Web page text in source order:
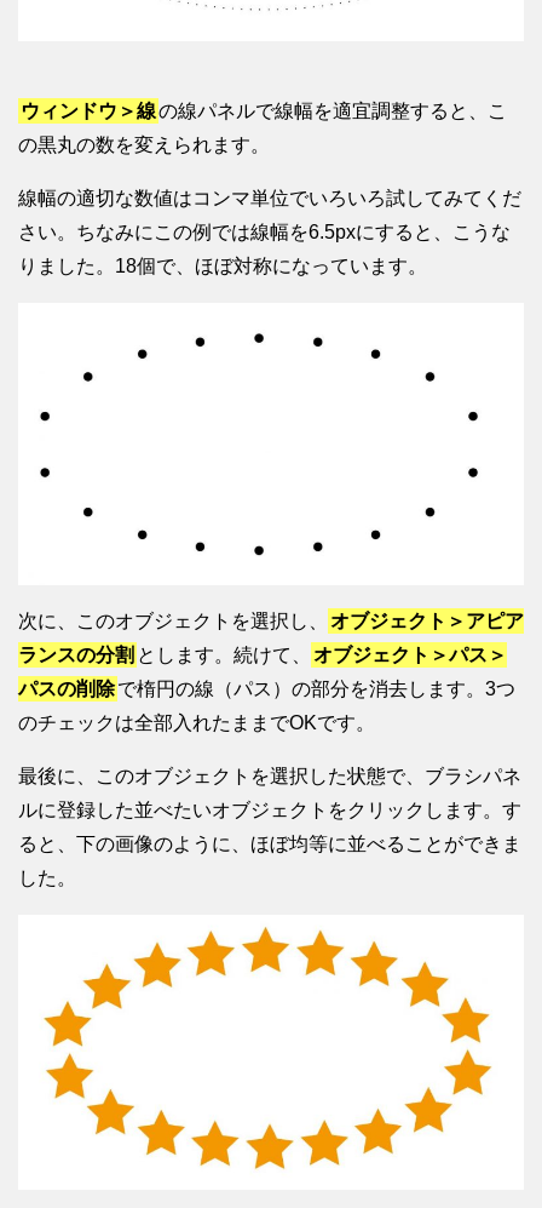
ウィンドウ＞線の線パネルで線幅を適宜調整すると、こ
の黒丸の数を変えられます。
線幅の適切な数値はコンマ単位でいろいろ試してみてくだ
さい。ちなみにこの例では線幅を6.5pxにすると、こうな
りました。18個で、ほぼ対称になっています。
次に、このオブジェクトを選択し、
オブジェクト＞アピア
ランスの分割 とします。続けて、
オブジェクト＞パス＞
パスの削除で楕円の線（パス）の部分を消去します。3つ
のチェックは全部入れたままでOKです。
最後に、このオブジェクトを選択した状態で、ブラシパネ
ルに登録した並べたいオブジェクトをクリックします。す
ると、下の画像のように、ほぼ均等に並べることができま
した。